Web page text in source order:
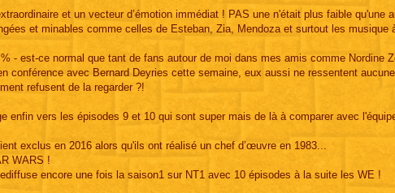
et un vecteur d’émotion immédiat ! PAS une n'était plus faible qu'une
et minables comme celles de Esteban, Zia, Mendoza et surtout les musique
- est-ce normal que tant de fans autour de moi dans mes amis comme Nordine
conférence avec Bernard Deyries cette semaine, eux aussi ne ressentent
refusent de la regarder ?!
enfin vers les épisodes 9 et 10 qui sont super mais de là à comparer avec
exclus en 2016 alors qu'ils ont réalisé un chef d’œuvre en 1983...
WARS !
encore une fois la saison1 sur NT1 avec 10 épisodes à la suite les WE !